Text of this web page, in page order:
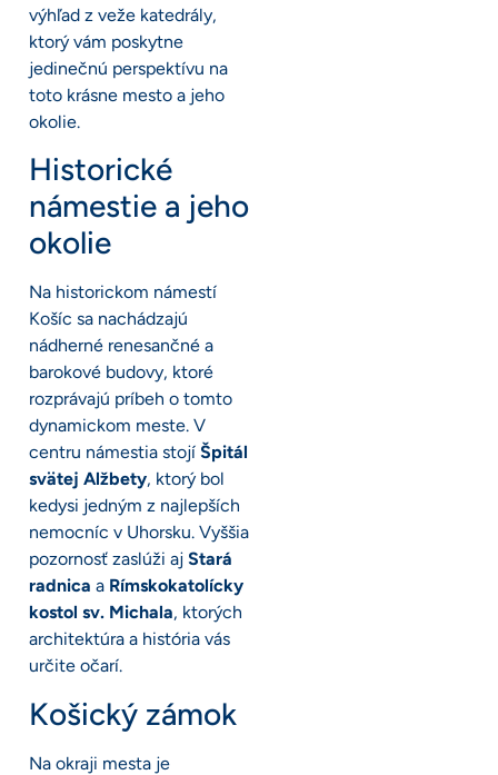
výhľad z veže katedrály,
ktorý vám poskytne
jedinečnú perspektívu na
toto krásne mesto a jeho
okolie.
Historické
námestie a jeho
okolie
Na historickom námestí
Košíc sa nachádzajú
nádherné renesančné a
barokové budovy, ktoré
rozprávajú príbeh o tomto
dynamickom meste. V
centru námestia stojí Špitál
svätej Alžbety, ktorý bol
kedysi jedným z najlepších
nemocníc v Uhorsku. Vyššia
pozornosť zaslúži aj Stará
radnica a Rímskokatolícky
kostol sv. Michala, ktorých
architektúra a história vás
určite očarí.
Košický zámok
Na okraji mesta je